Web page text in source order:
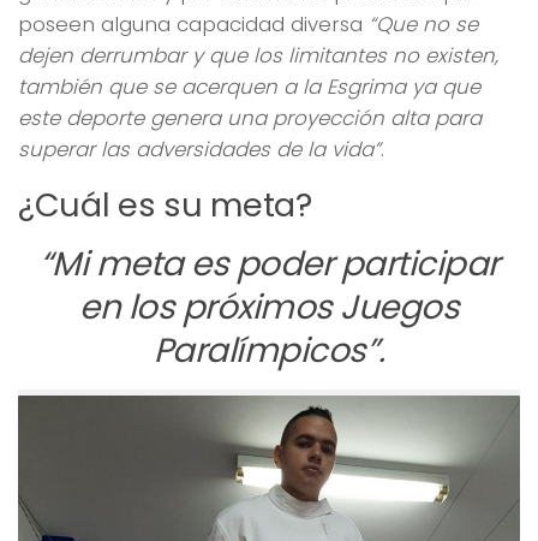
poseen alguna capacidad diversa “Que no se
dejen derrumbar y que los limitantes no existen,
también que se acerquen a la Esgrima ya que
este deporte genera una proyección alta para
superar las adversidades de la vida”.
¿Cuál es su meta?
“Mi meta es poder participar
en los próximos Juegos
Paralímpicos”.